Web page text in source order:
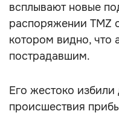
всплывают новые
распоряжении TMZ
котором видно, что
пострадавшим.
Его жестоко избили
происшествия